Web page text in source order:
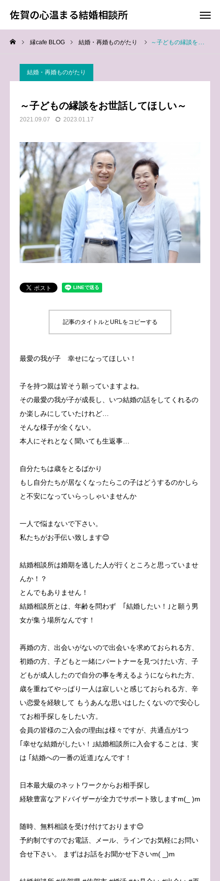
佐賀の心温まる結婚相談所
縁cafe BLOG 結婚・再婚ものがたり ～子どもの縁談をお世話してほしい～
結婚・再婚ものがたり
～子どもの縁談をお世話してほしい～
2021.09.07 2023.01.17
記事のタイトルとURLをコピーする
最愛の我が子 幸せになってほしい！
子を持つ親は皆そう願っていますよね。
その最愛の我が子が成長し、いつ結婚の話をしてくれるの
か楽しみにしていたけれど…
そんな様子が全くない。
本人にそれとなく聞いても生返事…
自分たちは歳をとるばかり
もし自分たちが居なくなったらこの子はどうするのかしら
と不安になっていらっしゃいませんか
一人で悩まないで下さい。
私たちがお手伝い致します😊
結婚相談所は婚期を逃した人が行くところと思っていませ
んか！？
とんでもありません！
結婚相談所とは、年齢を問わず ｢結婚したい！｣と願う男
女が集う場所なんです！
再婚の方、出会いがないので出会いを求めておられる方、
初婚の方、子どもと一緒にパートナーを見つけたい方、子
どもが成人したので自分の事を考えるようになられた方、
歳を重ねてやっぱり一人は寂しいと感じておられる方、辛
い恋愛を経験して もうあんな思いはしたくないので安心し
てお相手探しをしたい方。
会員の皆様のご入会の理由は様々ですが、共通点が1つ
｢幸せな結婚がしたい！｣結婚相談所に入会することは、実
は ｢結婚への一番の近道｣なんです！
日本最大級のネットワークからお相手探し
経験豊富なアドバイザーが全力でサポート致しますm(_ )m
随時、無料相談を受け付けております😊
予約制ですのでお電話、メール、ラインでお気軽にお問い
合せ下さい。 まずはお話をお聞かせ下さいm( _)m
佐賀の心温まる結婚相談所
料金
TOP
成婚までの流れ
会員様からの喜びの声
よくあるご質問
ブログ
お問い合わせ